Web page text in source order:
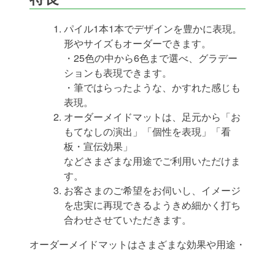
パイル1本1本でデザインを豊かに表現。
形やサイズもオーダーできます。
・25色の中から6色まで選べ、グラデー
ションも表現できます。
・筆ではらったような、かすれた感じも
表現。
オーダーメイドマットは、足元から「お
もてなしの演出」「個性を表現」「看
板・宣伝効果」
などさまざまな用途でご利用いただけま
す。
お客さまのご希望をお伺いし、イメージ
を忠実に再現できるようきめ細かく打ち
合わせさせていただきます。
オーダーメイドマットはさまざまな効果や用途・